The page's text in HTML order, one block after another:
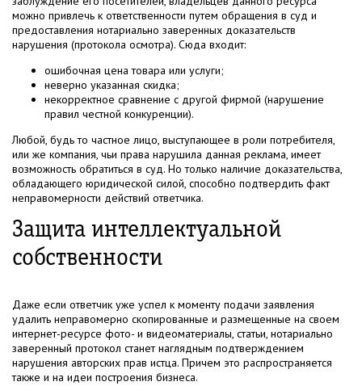
можно привлечь к ответственности путем обращения в суд и
предоставления нотариально заверенных доказательств
нарушения (протокола осмотра). Сюда входит:
ошибочная цена товара или услуги;
неверно указанная скидка;
некорректное сравнение с другой фирмой (нарушение
правил честной конкуренции).
Любой, будь то частное лицо, выступающее в роли потребителя,
или же компания, чьи права нарушила данная реклама, имеет
возможность обратиться в суд. Но только наличие доказательства,
обладающего юридической силой, способно подтвердить факт
неправомерности действий ответчика.
Защита интеллектуальной
собственности
Даже если ответчик уже успел к моменту подачи заявления
удалить неправомерно скопированные и размещенные на своем
интернет-ресурсе фото- и видеоматериалы, статьи, нотариально
заверенный протокол станет наглядным подтверждением
нарушения авторских прав истца. Причем это распространяется
также и на идеи построения бизнеса.